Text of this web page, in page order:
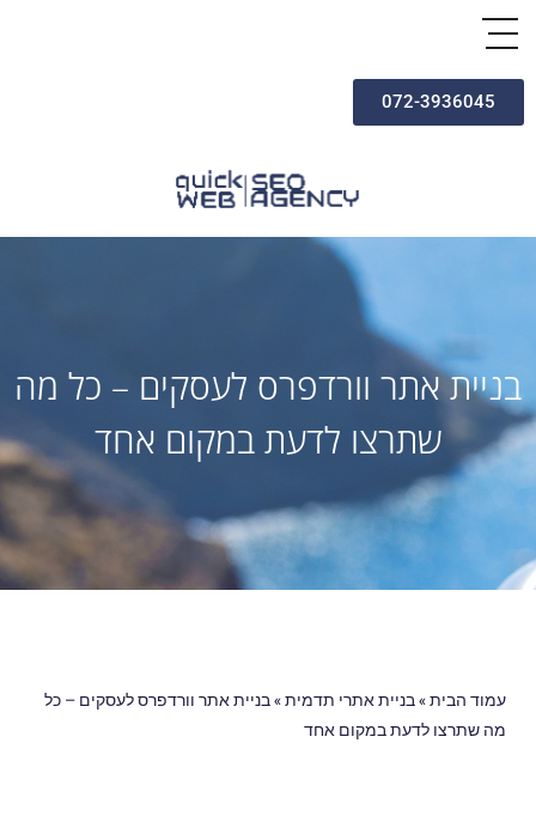
072-3936045
בניית אתר וורדפרס לעסקים – כל מה
שתרצו לדעת במקום אחד
עמוד הבית»בניית אתרי תדמית»בניית אתר וורדפרס לעסקים – כל
מה שתרצו לדעת במקום אחד